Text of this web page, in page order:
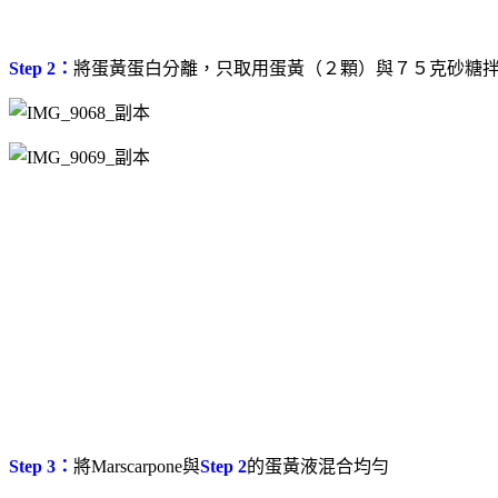
Step 2： 將蛋黃蛋白分離，只取用蛋黃（２顆）與７５克砂糖
Step 3： 將Marscarpone與Step 2的蛋黃液混合均勻